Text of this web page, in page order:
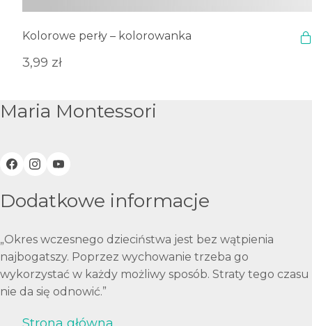
Kolorowe perły – kolorowanka
3,99 zł
Maria Montessori
Dodatkowe informacje
„Okres wczesnego dzieciństwa jest bez wątpienia
najbogatszy. Poprzez wychowanie trzeba go
wykorzystać w każdy możliwy sposób. Straty tego czasu
nie da się odnowić.”